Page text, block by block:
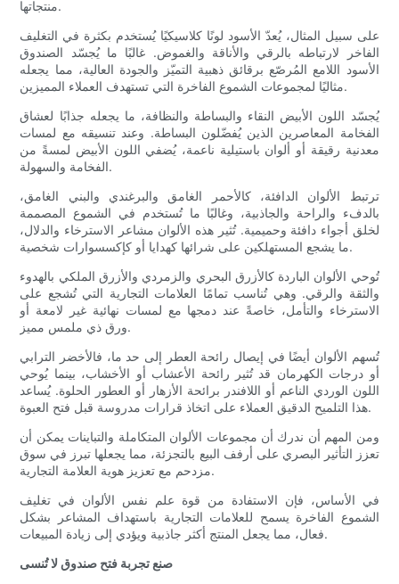
منتجاتها.
على سبيل المثال، يُعدّ الأسود لونًا كلاسيكيًا يُستخدم بكثرة في التغليف
الفاخر لارتباطه بالرقي والأناقة والغموض. غالبًا ما يُجسّد الصندوق
الأسود اللامع المُرصّع برقائق ذهبية التميّز والجودة العالية، مما يجعله
مثاليًا لمجموعات الشموع الفاخرة التي تستهدف العملاء المميزين.
يُجسّد اللون الأبيض النقاء والبساطة والنظافة، ما يجعله جذابًا لعشاق
الفخامة المعاصرين الذين يُفضّلون البساطة. وعند تنسيقه مع لمسات
معدنية رقيقة أو ألوان باستيلية ناعمة، يُضفي اللون الأبيض لمسةً من
الفخامة والسهولة.
ترتبط الألوان الدافئة، كالأحمر الغامق والبرغندي والبني الغامق،
بالدفء والراحة والجاذبية، وغالبًا ما تُستخدم في الشموع المصممة
لخلق أجواء دافئة وحميمية. تُثير هذه الألوان مشاعر الاسترخاء والدلال،
ما يشجع المستهلكين على شرائها كهدايا أو كإكسسوارات شخصية.
تُوحي الألوان الباردة كالأزرق البحري والزمردي والأزرق الملكي بالهدوء
والثقة والرقي. وهي تُناسب تمامًا العلامات التجارية التي تُشجع على
الاسترخاء والتأمل، خاصةً عند دمجها مع لمسات نهائية غير لامعة أو
ورق ذي ملمس مميز.
تُسهم الألوان أيضًا في إيصال رائحة العطر إلى حد ما، فالأخضر الترابي
أو درجات الكهرمان قد تُثير رائحة الأعشاب أو الأخشاب، بينما يُوحي
اللون الوردي الناعم أو اللافندر برائحة الأزهار أو العطور الحلوة. يُساعد
هذا التلميح الدقيق العملاء على اتخاذ قرارات مدروسة قبل فتح العبوة.
ومن المهم أن ندرك أن مجموعات الألوان المتكاملة والتباينات يمكن أن
تعزز التأثير البصري على أرفف البيع بالتجزئة، مما يجعلها تبرز في سوق
مزدحم مع تعزيز هوية العلامة التجارية.
في الأساس، فإن الاستفادة من قوة علم نفس الألوان في تغليف
الشموع الفاخرة يسمح للعلامات التجارية باستهداف المشاعر بشكل
فعال، مما يجعل المنتج أكثر جاذبية ويؤدي إلى زيادة المبيعات.
صنع تجربة فتح صندوق لا تُنسى